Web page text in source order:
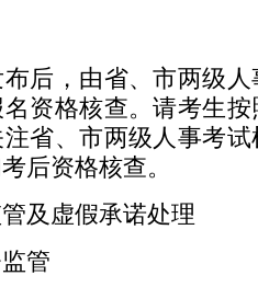
，由省、市两级人
资格核查。请考生
省、市两级人事考
后资格核查。
虚假承诺处理
管